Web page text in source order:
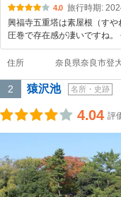
4.0 旅行時期:
興福寺五重塔は素屋根（すや
圧巻で存在感が凄いですね。
住所 奈良県奈良市登
2 猿沢池 名所・史跡
4.04 評